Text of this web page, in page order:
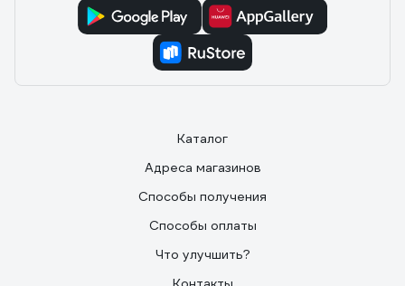
Каталог
Адреса магазинов
Способы получения
Способы оплаты
Что улучшить?